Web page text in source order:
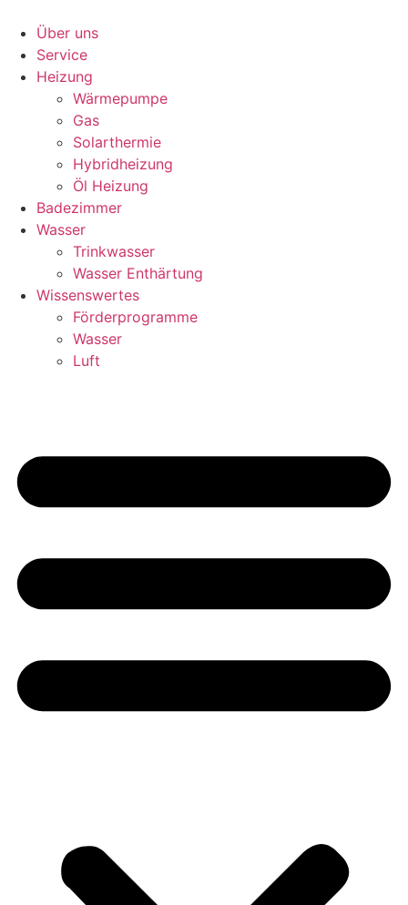
Inhalt
wechseln
Über uns
Service
Heizung
Wärmepumpe
Gas
Solarthermie
Hybridheizung
Öl Heizung
Badezimmer
Wasser
Trinkwasser
Wasser Enthärtung
Wissenswertes
Förderprogramme
Wasser
Luft